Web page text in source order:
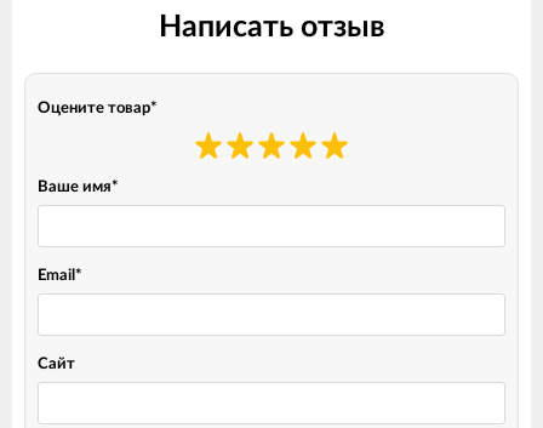
Написать отзыв
Оцените товар*
Ваше имя*
Email *
Сайт